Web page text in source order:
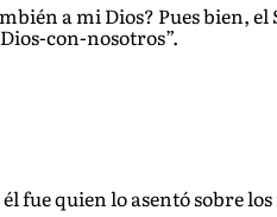
a mi Dios? Pues bien,
con-nosotros”.
fue quien lo asentó sobre